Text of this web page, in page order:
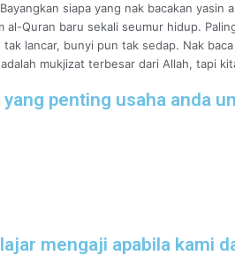
siapa yang nak bacakan yasin
al-Quran baru sekali seumur hidup.
lancar, bunyi pun tak sedap. Nak baca
mukjizat terbesar dari Allah, tapi
penting usaha anda
mengaji apabila kami